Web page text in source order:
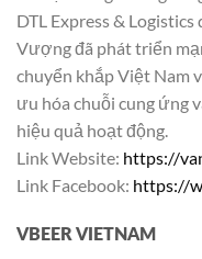
DTL Express &
Vượng đã phát triển
chuyển khắp Việt Nam
ưu hóa chuỗi cung ứng
hiệu quả hoạt động.
Link Website: https://
Link Facebook: https://
VBEER VIETNAM